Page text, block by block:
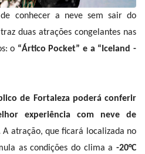
conhecer a neve sem sair do
duas atrações congelantes nas
o “Ártico Pocket” e a “Iceland -
de Fortaleza poderá conferir
experiência com neve de
A atração, que ficará localizada no
as condições do clima a -20°C